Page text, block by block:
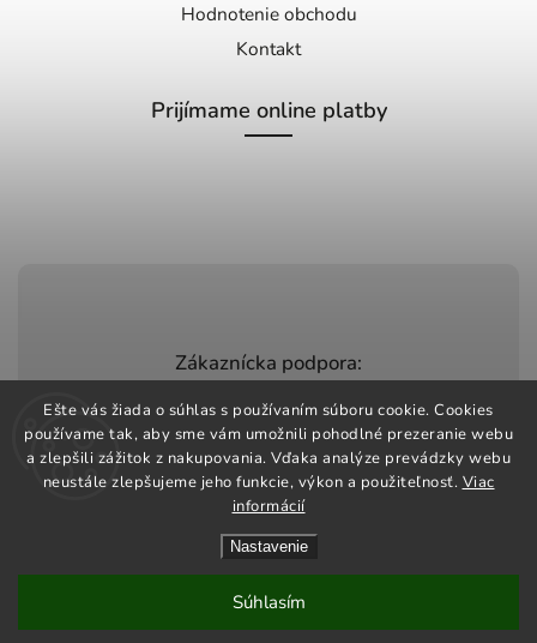
Ešte vás žiada o súhlas s používaním súboru cookie. Cookies
používame tak, aby sme vám umožnili pohodlné prezeranie webu
a zlepšili zážitok z nakupovania. Vďaka analýze prevádzky webu
neustále zlepšujeme jeho funkcie, výkon a použiteľnosť. Viac
informácií
Nastavenie
Súhlasím
Zákaznícka podpora:
+420 603 248 457
info@jeztomarket.cz
Hodnotenie obchodu
Kontakt
Prijímame online platby
Shoptet | Design